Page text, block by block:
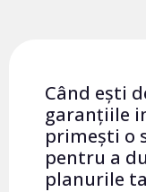
Când ești
garanțiile
primești o
pentru a
planurile